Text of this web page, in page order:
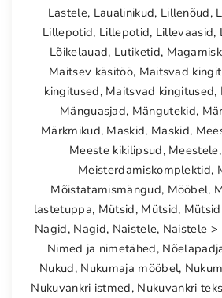
Lastele, Laualinikud, Lillenõud,
Lillepotid, Lillepotid, Lillevaasid,
Lõikelauad, Lutiketid,
Maitsev käsitöö, Maitsvad
kingitused, Maitsvad kingitused,
Mänguasjad, Mängutekid,
Märkmikud, Maskid, Maskid,
Meeste kikilipsud, Meestele,
Meisterdamiskomplektid,
Mõistatamismängud, Mööbel,
lastetuppa, Mütsid, Mütsid,
Nagid, Nagid, Naistele, Naistele >
Nimed ja nimetähed,
Nukud, Nukumaja mööbel,
Nukuvankri istmed, Nukuvankri